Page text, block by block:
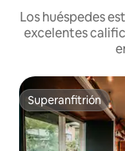
Los huéspedes
excelentes
Superanfitrión
Superanfitrión